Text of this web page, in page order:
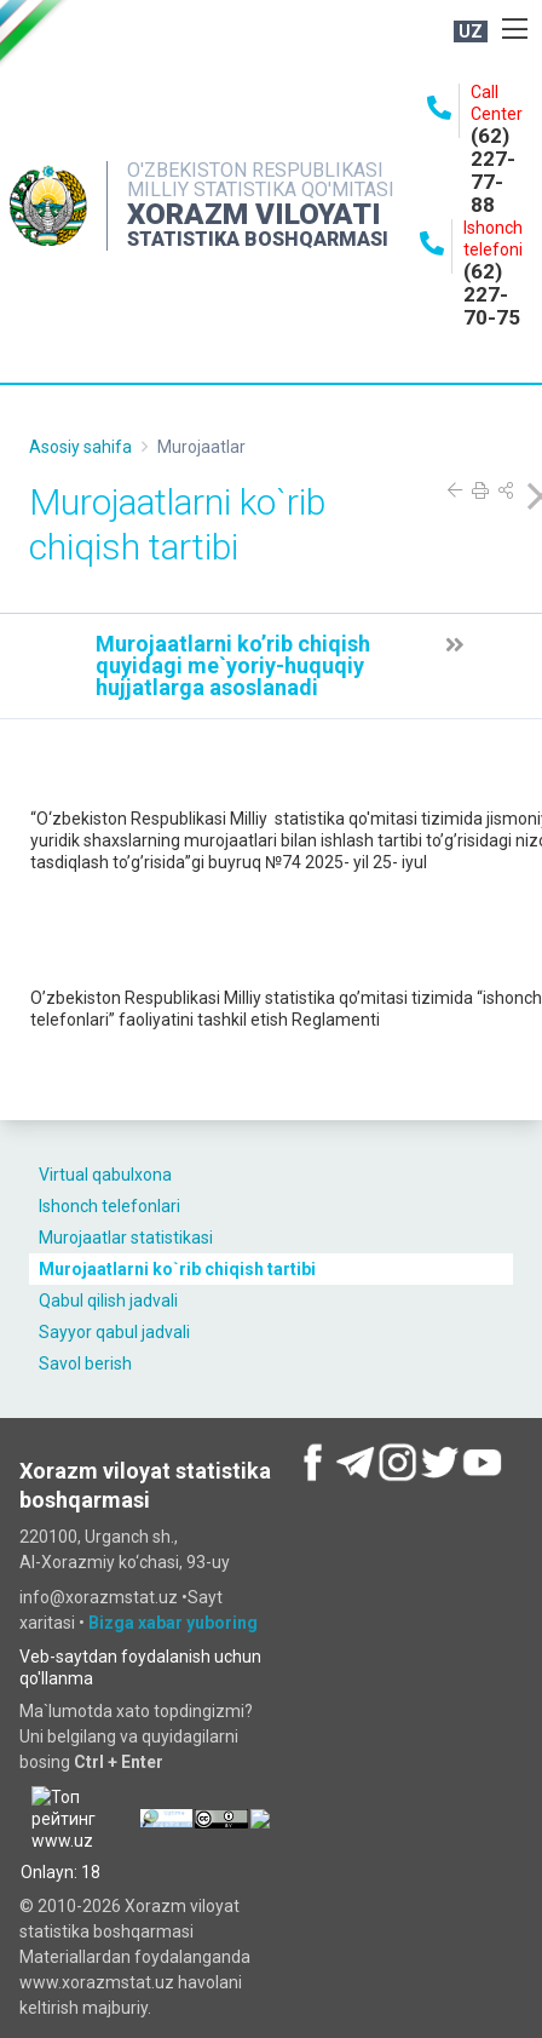
UZ
O'ZBEKISTON RESPUBLIKASI
MILLIY STATISTIKA QO'MITASI
XORAZM VILOYATI
STATISTIKA BOSHQARMASI
Call
Center
(62)
227-
77-
88
Ishonch
telefoni
(62)
227-
70-75
NASHRLAR
INTERAKTIV XIZMATLAR
MATBUOT XIZMATI
Virtual qabulxona
Ishonch telefonlari
Murojaatlar statistikasi
Murojaatlarni ko`rib chiqish tartibi
Qabul qilish jadvali
Sayyor qabul jadvali
Savol berish
Asosiy sahifa Murojaatlar
Murojaatlarni ko`rib
chiqish tartibi
Murojaatlarni ko’rib chiqish
quyidagi me`yoriy-huquqiy
hujjatlarga asoslanadi
“O‘zbekiston Respublikasi Milliy statistika qo'mitasi tizimida
yuridik shaxslarning murojaatlari bilan ishlash tartibi to’g’risidagi
tasdiqlash to’g’risida”gi buyruq №74 2025- yil 25- iyul
O’zbekiston Respublikasi Milliy statistika qo’mitasi tizimida “ishonch
telefonlari” faoliyatini tashkil etish Reglamenti
Xorazm viloyat statistika
boshqarmasi
220100, Urganch sh.,
Al-Xorazmiy ko‘chаsi, 93-uy
info@xorazmstat.uz •Sayt
xaritasi • Bizga xabar yuboring
Veb-saytdan foydalanish uchun
qo'llanma
Ma`lumotda xato topdingizmi?
Uni belgilang va quyidagilarni
bosing Ctrl + Enter
Onlayn: 18
© 2010-2026 Xorazm viloyat
statistika boshqarmasi
Materiallardan foydalanganda
www.xorazmstat.uz havolani
keltirish majburiy.